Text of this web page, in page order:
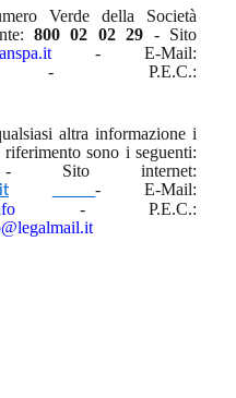
Verde della Società
800 02 02 29 - Sito
- E-Mail:
altra informazione i
sono i seguenti:
internet:
- E-Mail:
- P.E.C.: